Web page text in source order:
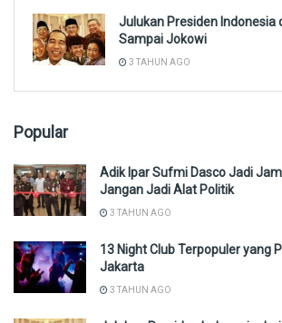
Julukan Presiden Indonesia
Sampai Jokowi
3 TAHUN AGO
Popular
Adik Ipar Sufmi Dasco Jadi
Jangan Jadi Alat Politik
3 TAHUN AGO
13 Night Club Terpopuler yang
Jakarta
3 TAHUN AGO